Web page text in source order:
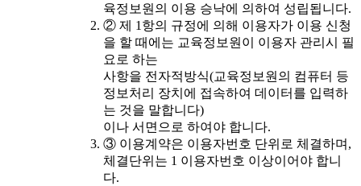
육정보원의 이용 승낙에 의하여 성립됩니다.
② 제 1항의 규정에 의해 이용자가 이용 신청
을 할 때에는 교육정보원이 이용자 관리시 필
요로 하는
사항을 전자적방식(교육정보원의 컴퓨터 등
정보처리 장치에 접속하여 데이터를 입력하
는 것을 말합니다)
이나 서면으로 하여야 합니다.
③ 이용계약은 이용자번호 단위로 체결하며,
체결단위는 1 이용자번호 이상이어야 합니
다.